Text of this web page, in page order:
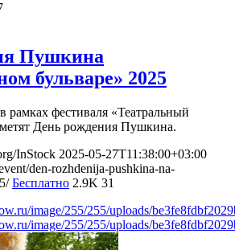
Пушкина
бульваре» 2025
рамках фестиваля «Театральный
День рождения Пушкина.
InStock 2025-05-27T11:38:00+03:00
den-rozhdenija-pushkina-na-
Бесплатно 2.9K 31
image/255/255/uploads/
image/255/255/uploads/